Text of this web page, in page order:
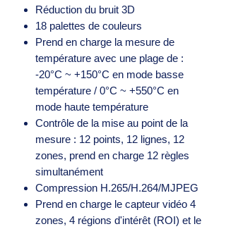
Réduction du bruit 3D
18 palettes de couleurs
Prend en charge la mesure de
température avec une plage de :
-20°C ~ +150°C en mode basse
température / 0°C ~ +550°C en
mode haute température
Contrôle de la mise au point de la
mesure : 12 points, 12 lignes, 12
zones, prend en charge 12 règles
simultanément
Compression H.265/H.264/MJPEG
Prend en charge le capteur vidéo 4
zones, 4 régions d'intérêt (ROI) et le